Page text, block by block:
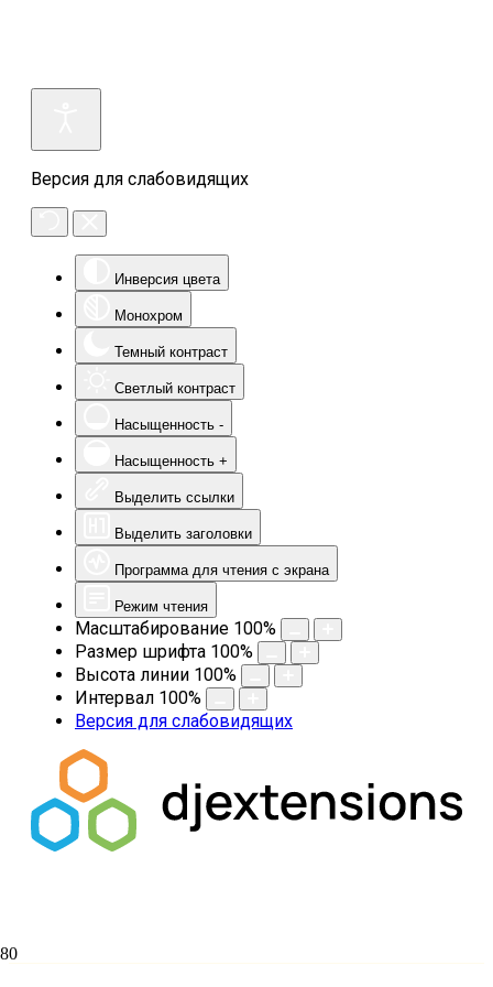
Версия для слабовидящих
Инверсия цвета
Монохром
Темный контраст
Светлый контраст
Насыщенность -
Насыщенность +
Выделить ссылки
Выделить заголовки
Программа для чтения с экрана
Режим чтения
Масштабирование 100%
Размер шрифта 100%
Высота линии 100%
Интервал 100%
Версия для слабовидящих